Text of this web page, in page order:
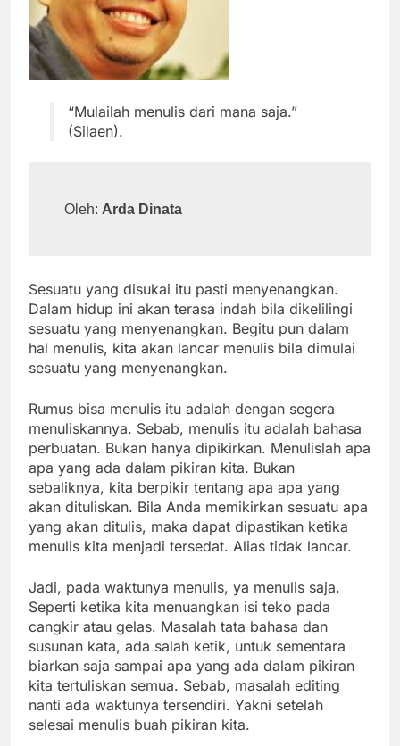
“Mulailah menulis dari mana saja.”
(Silaen).
Oleh: Arda Dinata
Sesuatu yang disukai itu pasti menyenangkan.
Dalam hidup ini akan terasa indah bila dikelilingi
sesuatu yang menyenangkan. Begitu pun dalam
hal menulis, kita akan lancar menulis bila dimulai
sesuatu yang menyenangkan.
Rumus bisa menulis itu adalah dengan segera
menuliskannya. Sebab, menulis itu adalah bahasa
perbuatan. Bukan hanya dipikirkan. Menulislah apa
apa yang ada dalam pikiran kita. Bukan
sebaliknya, kita berpikir tentang apa apa yang
akan dituliskan. Bila Anda memikirkan sesuatu apa
yang akan ditulis, maka dapat dipastikan ketika
menulis kita menjadi tersedat. Alias tidak lancar.
Jadi, pada waktunya menulis, ya menulis saja.
Seperti ketika kita menuangkan isi teko pada
cangkir atau gelas. Masalah tata bahasa dan
susunan kata, ada salah ketik, untuk sementara
biarkan saja sampai apa yang ada dalam pikiran
kita tertuliskan semua. Sebab, masalah editing
nanti ada waktunya tersendiri. Yakni setelah
selesai menulis buah pikiran kita.